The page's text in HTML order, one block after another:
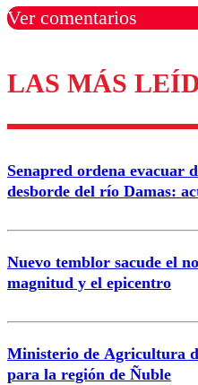
Ver comentarios
Los comentarios son
diálogo
Nombre
Correo
LAS MÁS
Senapred ordena evacuar
desborde del río Damas:
Nuevo temblor sacude el
magnitud y el epicentro
Ministerio de Agricultura
para la región de Ñuble